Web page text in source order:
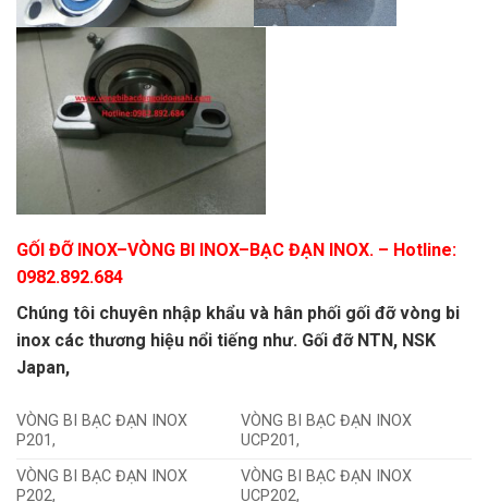
GỐI ĐỠ INOX–VÒNG BI INOX– BẠC ĐẠN INOX. – Hotline:
0982.892.684
Chúng tôi chuyên nhập khẩu và hân phối gối đỡ vòng bi
inox các thương hiệu nổi tiếng như. Gối đỡ NTN, NSK
Japan,
VÒNG BI BẠC ĐẠN INOX
P201,
VÒNG BI BẠC ĐẠN INOX
UCP201,
VÒNG BI BẠC ĐẠN INOX
P202,
VÒNG BI BẠC ĐẠN INOX
UCP202,